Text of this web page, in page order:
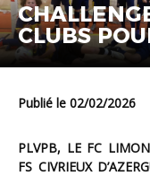
CLUBS
Publié le 02/02/2026
PLVPB, LE FC LIMONEST-DARDILLY SAINT-DIDIER EN U13,
FS CIVRIEUX